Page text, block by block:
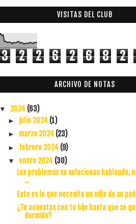
VISITAS DEL CLUB
3 2 2 6 2 6 8 2
ARCHIVO DE NOTAS
▼ 2024 (63)
► julio 2024 (1)
► marzo 2024 (23)
► febrero 2024 (9)
▼ enero 2024 (30)
Los problemas se solucionan hablando,
...
Esto es lo que necesita un niño de su
¿Te acuestas con tu hijo hasta que se
dormido?